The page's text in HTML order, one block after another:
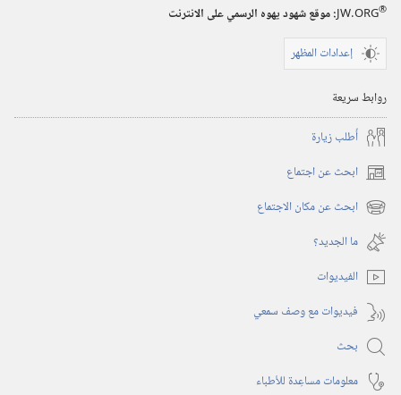
JW.ORG®
:‏ موقع شهود يهوه الرسمي على الانترنت
إعدادات المظهر
روابط سريعة
أُطلب زيارة
ابحث عن اجتماع (يفتح
نافذة ابحث عن مكان الاجتماع (يفتح
نافذة
جديدة)
ما الجديد؟‏
الفيديوات
فيديوات مع وصف سمعي
بحث
معلومات مساعِدة للأطباء